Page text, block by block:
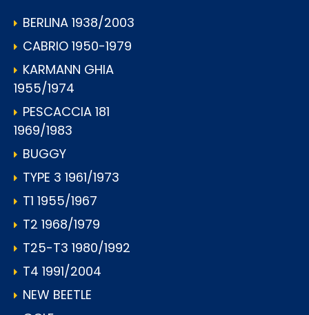
BERLINA 1938/2003
CABRIO 1950-1979
KARMANN GHIA
1955/1974
PESCACCIA 181
1969/1983
BUGGY
TYPE 3 1961/1973
T1 1955/1967
T2 1968/1979
T25-T3 1980/1992
T4 1991/2004
NEW BEETLE